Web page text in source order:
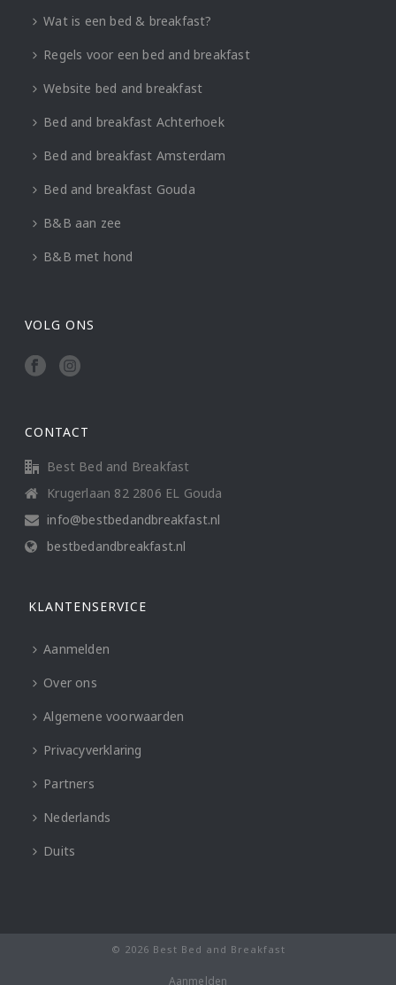
Wat is een bed & breakfast?
Regels voor een bed and breakfast
Website bed and breakfast
Bed and breakfast Achterhoek
Bed and breakfast Amsterdam
Bed and breakfast Gouda
B&B aan zee
B&B met hond
VOLG ONS
CONTACT
Best Bed and Breakfast
Krugerlaan 82 2806 EL Gouda
info@bestbedandbreakfast.nl
bestbedandbreakfast.nl
KLANTENSERVICE
Aanmelden
Over ons
Algemene voorwaarden
Privacyverklaring
Partners
Nederlands
Duits
© 2026 Best Bed and Breakfast
Aanmelden